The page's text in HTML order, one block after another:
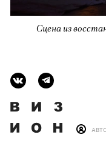
Сцена из